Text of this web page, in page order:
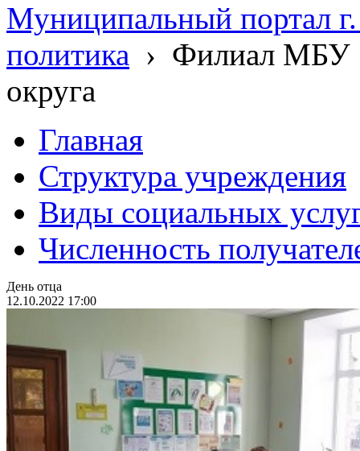
Муниципальный портал
политика › Филиал МБУ
округа
Главная
Структура учреждения
Виды социальных
Численность
День отца
12.10.2022 17:00